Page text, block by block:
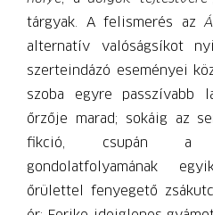
tárgyak. A felismerés az
alternatív valóságsíkot
szerteindázó eseményei
szoba egyre passzívabb
őrzője marad; sokáig az
fikció, csupán a
gondolatfolyamának
őrülettel fenyegető